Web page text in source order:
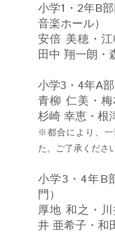
小学1・2年B
音楽ホール）
安倍 美穂・
田中 翔一朗・
小学3・4年A
青柳 仁美・
杉崎 幸恵・根
※都合により、
た。ご了承ください
小学3・4年B
門）
厚地 和之・
井 亜希子・和